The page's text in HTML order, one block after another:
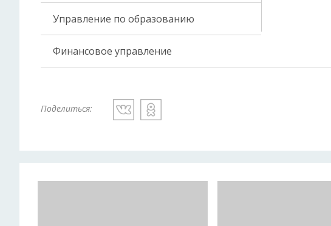
Управление по образованию
Финансовое управление
Поделиться: